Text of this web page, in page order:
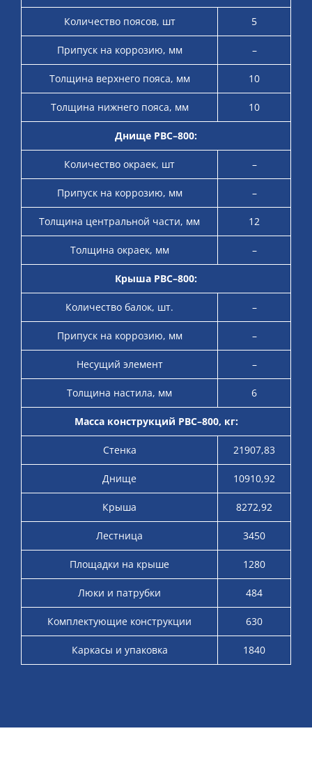
Количество поясов, шт 5
Припуск на коррозию, мм –
Толщина верхнего пояса, мм 10
Толщина нижнего пояса, мм 10
Днище РВС–800:
Количество окраек, шт –
Припуск на коррозию, мм –
Толщина центральной части, мм 12
Толщина окраек, мм –
Крыша РВС–800:
Количество балок, шт. –
Припуск на коррозию, мм –
Несущий элемент –
Толщина настила, мм 6
Масса конструкций РВС–800, кг:
Стенка 21907,83
Днище 10910,92
Крыша 8272,92
Лестница 3450
Площадки на крыше 1280
Люки и патрубки 484
Комплектующие конструкции 630
Каркасы и упаковка 1840